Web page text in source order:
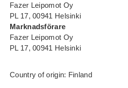
Fazer Leipomot Oy
PL 17, 00941 Helsinki
Marknadsförare
Fazer Leipomot Oy
PL 17, 00941 Helsinki
Country of origin: Finland